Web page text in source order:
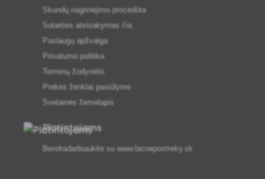
Skundų nagrinėjimo procedūra
Sutarties atsisakymas čia
Paslaugų apžvalga
Privatumo politika
Terminų žodynėlis
Prekės ženklai pasiūlyme
Svetainės žemėlapis
Platintojams
Bendradarbiaukite su www.lacnepostreky.sk